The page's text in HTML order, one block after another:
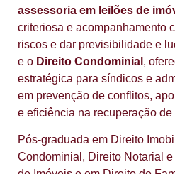
assessoria em leilões de
criteriosa e acompanhamento
riscos e dar previsibilidade e
e o Direito Condominial ,
estratégica para síndicos e
em prevenção de conflitos,
e eficiência na recuperação de
Pós-graduada em Direito
Condominial, Direito Notarial